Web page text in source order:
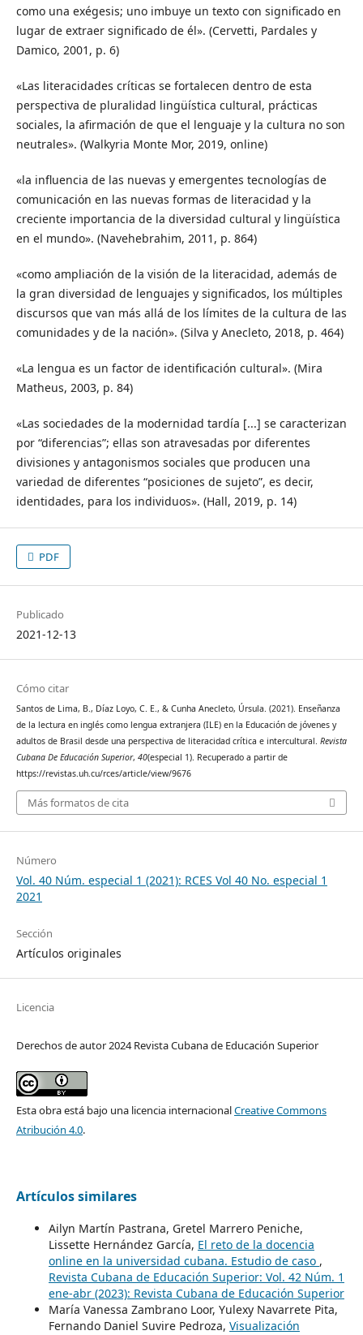
como una exégesis; uno imbuye un texto con significado en
lugar de extraer significado de él». (Cervetti, Pardales y
Damico, 2001, p. 6)
«Las literacidades críticas se fortalecen dentro de esta
perspectiva de pluralidad lingüística cultural, prácticas
sociales, la afirmación de que el lenguaje y la cultura no son
neutrales». (Walkyria Monte Mor, 2019, online)
«la influencia de las nuevas y emergentes tecnologías de
comunicación en las nuevas formas de literacidad y la
creciente importancia de la diversidad cultural y lingüística
en el mundo». (Navehebrahim, 2011, p. 864)
«como ampliación de la visión de la literacidad, además de
la gran diversidad de lenguajes y significados, los múltiples
discursos que van más allá de los límites de la cultura de las
comunidades y de la nación». (Silva y Anecleto, 2018, p. 464)
«La lengua es un factor de identificación cultural». (Mira
Matheus, 2003, p. 84)
«Las sociedades de la modernidad tardía [...] se caracterizan
por “diferencias”; ellas son atravesadas por diferentes
divisiones y antagonismos sociales que producen una
variedad de diferentes “posiciones de sujeto”, es decir,
identidades, para los individuos». (Hall, 2019, p. 14)
PDF
Publicado
2021-12-13
Cómo citar
Santos de Lima, B., Díaz Loyo, C. E., & Cunha Anecleto, Úrsula. (2021). Enseñanza
de la lectura en inglés como lengua extranjera (ILE) en la Educación de jóvenes y
adultos de Brasil desde una perspectiva de literacidad crítica e intercultural. Revista
Cubana De Educación Superior, 40(especial 1). Recuperado a partir de
https://revistas.uh.cu/rces/article/view/9676
Más formatos de cita
Número
Vol. 40 Núm. especial 1 (2021): RCES Vol 40 No. especial 1
2021
Sección
Artículos originales
Licencia
Derechos de autor 2024 Revista Cubana de Educación Superior
Esta obra está bajo una licencia internacionalCreative Commons
Atribución 4.0.
Artículos similares
Ailyn Martín Pastrana, Gretel Marrero Peniche,
Lissette Hernández García, El reto de la docencia
online en la universidad cubana. Estudio de caso ,
Revista Cubana de Educación Superior: Vol. 42 Núm. 1
ene-abr (2023): Revista Cubana de Educación Superior
María Vanessa Zambrano Loor, Yulexy Navarrete Pita,
Fernando Daniel Suvire Pedroza, Visualización